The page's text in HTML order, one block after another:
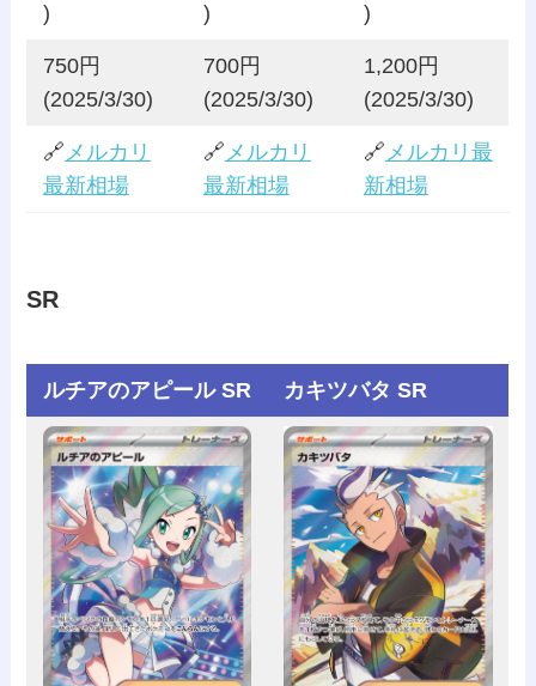
)
)
)
750円
(2025/3/30)
700円
(2025/3/30)
1,200円
(2025/3/30)
🔗メルカリ
最新相場
🔗メルカリ
最新相場
🔗メルカリ最
新相場
SR
ルチアのアピール SR カキツバタ SR